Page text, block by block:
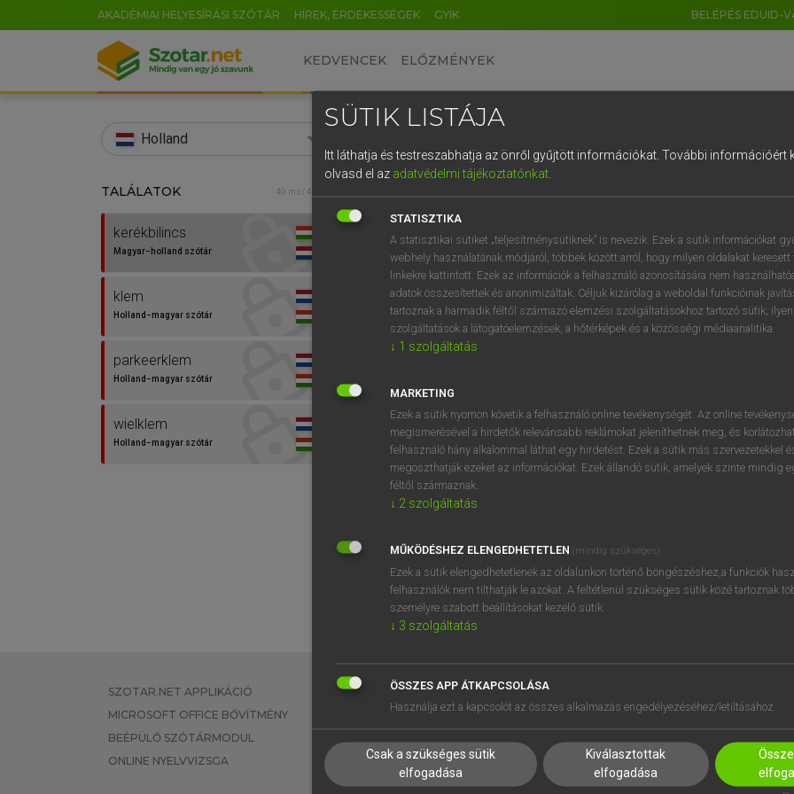
AKADÉMIAI HELYESÍRÁSI SZÓTÁR HÍREK, ÉRDEKESSÉGEK GYIK BELÉPÉS EDUID-
KEDVENCEK ELŐZMÉNYEK
Holland
TALÁLATOK 49 ms (4 db)
kerékbilincs
Magyar−holland szótár
klem
Holland−magyar szótár
parkeerklem
Holland−magyar szótár
wielklem
Holland−magyar szótár
Magyar−holland szótár
VAN ELŐFIZETÉSED?
megtekintéséhez.
BELÉPÉS
próbaverziójának
regisztrálok ésbelépek.
REGISZTRÁCIÓ
SZOTAR.NET APPLIKÁCIÓ
MICROSOFT OFFICE BŐVÍTMÉNY
BEÉPÜLŐ SZÓTÁRMODUL
ONLINE NYELVVIZSGA
EGYÉNI FELHASZNÁLÓKNAK
TANULÓKNAK
VÁLLALATI MEGOLDÁSOK
SÚGÓ
RÓLUNK
SÜTI BEÁLLÍTÁSOK
SÜTIK LISTÁJA
Itt láthatja és testreszabhatja az önről gyűjtött információkat. További információért
olvasd el az adatvédelmi tájékoztatónkat.
STATISZTIKA
A statisztikai sütiket „teljesítménysütiknek” is nevezik. Ezek a sütik információkat
webhely használatának módjáról, többek között arról, hogy milyen oldalakat keresett
linkekre kattintott. Ezek az információk a felhasználó azonosítására nem
adatok összesítettek és anonimizáltak. Céljuk kizárólag a weboldal funkcióinak
tartoznak a harmadik féltől származó elemzési szolgáltatásokhoz tartozó sütik;
szolgáltatások a látogatóelemzések, a hőtérképek és a közösségi médiaanalitika.
↓ 1 szolgáltatás
MARKETING
Ezek a sütik nyomon követik a felhasználó online tevékenységét. Az online
megismerésével a hirdetők relevánsabb reklámokat jeleníthetnek meg, és
felhasználó hány alkalommal láthat egy hirdetést. Ezek a sütik más szervezetekkel
megoszthatják ezeket az információkat. Ezek állandó sütik, amelyek szinte mindig
féltől származnak.
↓ 2 szolgáltatás
MŰKÖDÉSHEZ ELENGEDHETETLEN (mindig szükséges)
Ezek a sütik elengedhetetlenek az oldalunkon történő böngészéshez,a funkciók
felhasználók nem tilthatják le azokat. A feltétlenül szükséges sütik közé tartoznak
személyre szabott beállításokat kezelő sütik.
↓ 3 szolgáltatás
ÖSSZES APP ÁTKAPCSOLÁSA
Használja ezt a kapcsolót az összes alkalmazás engedélyezéséhez/letiltásához.
Csak a szükséges sütik
elfogadása
Kiválasztottak
elfogadása
EN HU DE CN FR ES IT NL
0 1 2 3 4 5 6 7 8 9
q w e r t z u i
a s d f g h j k l é
í y x c v b n m , .